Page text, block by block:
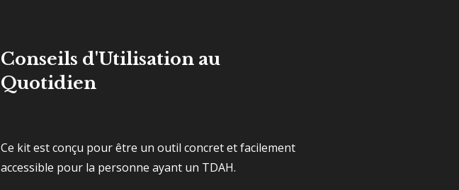
Conseils d'Utilisation au
Quotidien
Ce kit est conçu pour être un outil concret et facilement
accessible pour la personne ayant un TDAH.